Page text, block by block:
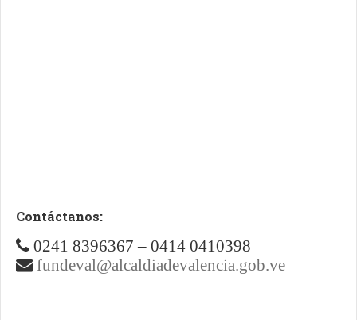
Contáctanos:
0241 8396367 – 0414 0410398
fundeval@alcaldiadevalencia.gob.ve